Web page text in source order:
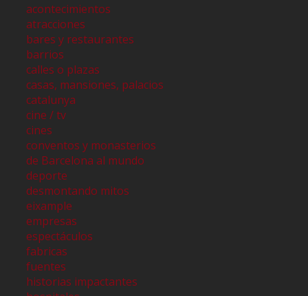
acontecimientos
atracciones
bares y restaurantes
barrios
calles o plazas
casas, mansiones, palacios
catalunya
cine / tv
cines
conventos y monasterios
de Barcelona al mundo
deporte
desmontando mitos
eixample
empresas
espectáculos
fabricas
fuentes
historias impactantes